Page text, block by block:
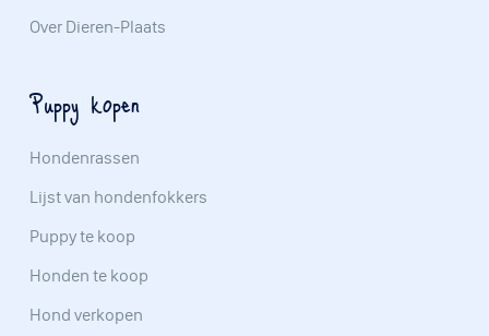
Over Dieren-Plaats
Puppy kopen
Hondenrassen
Lijst van hondenfokkers
Puppy te koop
Honden te koop
Hond verkopen